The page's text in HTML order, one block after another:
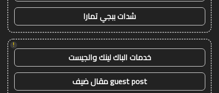
شدات ببجي تمارا
!
خدمات الباك لينك والجيست
guest post مقال ضيف